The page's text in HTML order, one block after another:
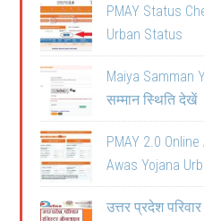
PMAY Status
Urban Status
Maiya Samman
सम्मान स्थिति देखें
PMAY 2.0
Awas Yojana
उत्तर प्रदेश